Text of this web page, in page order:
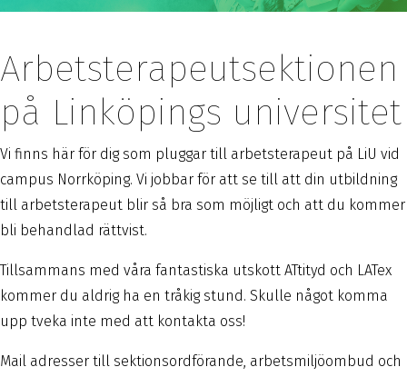
Arbetsterapeutsektionen
på Linköpings universitet
Vi finns här för dig som pluggar till arbetsterapeut på LiU vid
campus Norrköping. Vi jobbar för att se till att din utbildning
till arbetsterapeut blir så bra som möjligt och att du kommer
bli behandlad rättvist.
Tillsammans med våra fantastiska utskott ATtityd och LATex
kommer du aldrig ha en tråkig stund. Skulle något komma
upp tveka inte med att kontakta oss!
Mail adresser till sektionsordförande, arbetsmiljöombud och